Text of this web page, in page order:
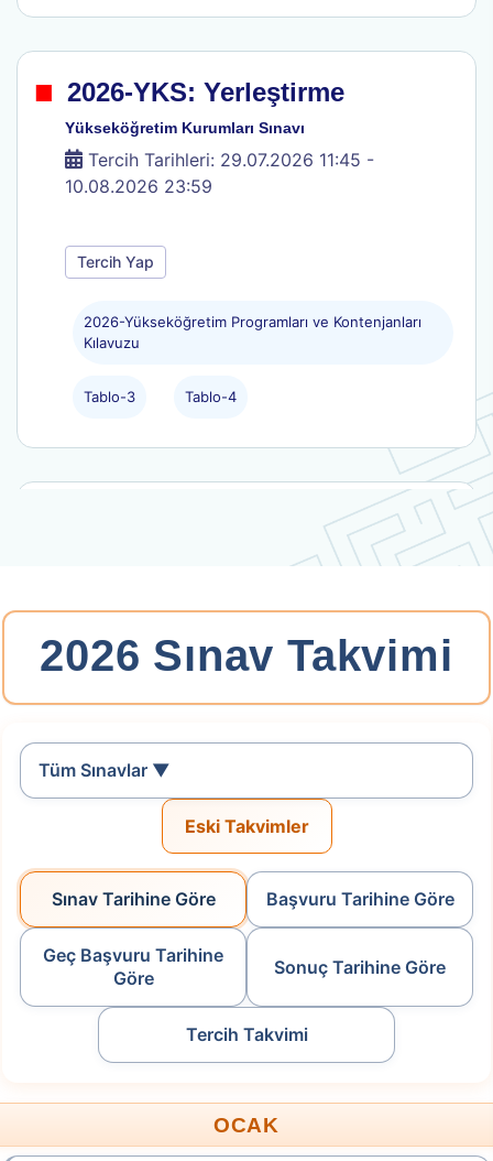
. 2026-YKS: Yerleştirme
Yükseköğretim Kurumları Sınavı
Tercih Tarihleri: 29.07.2026 11:45 -
10.08.2026 23:59
Tercih Yap
2026-Yükseköğretim Programları ve Kontenjanları
Kılavuzu
Tablo-3 Tablo-4
.
Hukuk Mesleklerine Giriş Sınavı
Başvuru Yap
.2026-İYÖS
İdari Yargı Ön Sınavı
Başvuru Tarihi: 11.08.2026 - 19.08.2026
.
Türkiye Yurt Dışından Öğrenci Kabul Sınavı
Geç Başvuru Tarihi: 07.08.2026 - 11.08.2026
2026 Sınav Takvimi
Tüm Sınavlar ▼
Eski Takvimler
Sınav Tarihine Göre Başvuru Tarihine Göre
Geç Başvuru Tarihine
Göre
Sonuç Tarihine Göre
Tercih Takvimi
OCAK